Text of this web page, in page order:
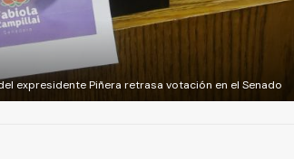
expresidente Piñera retrasa votación en el Senado